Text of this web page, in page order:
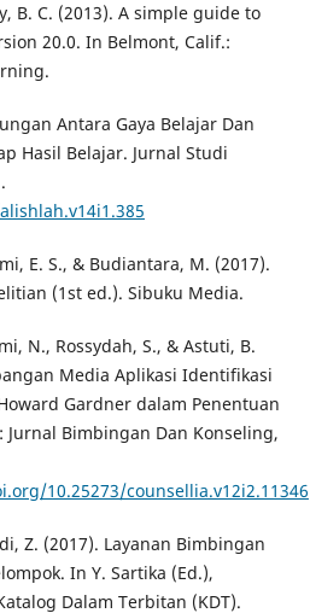
B. C. (2013). A simple guide to
20.0. In Belmont, Calif.:
Antara Gaya Belajar Dan
Hasil Belajar. Jurnal Studi
E. S., & Budiantara, M. (2017).
(1st ed.). Sibuku Media.
N., Rossydah, S., & Astuti, B.
Media Aplikasi Identifikasi
Gardner dalam Penentuan
Jurnal Bimbingan Dan Konseling,
10.25273/counsellia.v12i2.11346
Z. (2017). Layanan Bimbingan
In Y. Sartika (Ed.),
Dalam Terbitan (KDT).